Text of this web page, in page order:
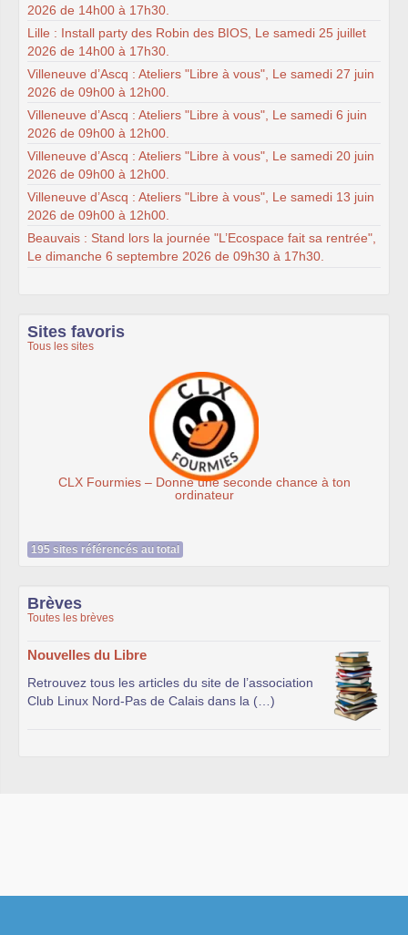
2026 de 14h00 à 17h30.
Lille : Install party des Robin des BIOS, Le samedi 25 juillet
2026 de 14h00 à 17h30.
Villeneuve d’Ascq : Ateliers "Libre à vous", Le samedi 27 juin
2026 de 09h00 à 12h00.
Villeneuve d’Ascq : Ateliers "Libre à vous", Le samedi 6 juin
2026 de 09h00 à 12h00.
Villeneuve d’Ascq : Ateliers "Libre à vous", Le samedi 20 juin
2026 de 09h00 à 12h00.
Villeneuve d’Ascq : Ateliers "Libre à vous", Le samedi 13 juin
2026 de 09h00 à 12h00.
Beauvais : Stand lors la journée "L’Ecospace fait sa rentrée",
Le dimanche 6 septembre 2026 de 09h30 à 17h30.
Sites favoris
Tous les sites
une seconde chance à ton
195 sites référencés au total
Brèves
Toutes les brèves
Nouvelles du Libre
Retrouvez tous les articles du site de l’association
Club Linux Nord-Pas de Calais dans la (…)